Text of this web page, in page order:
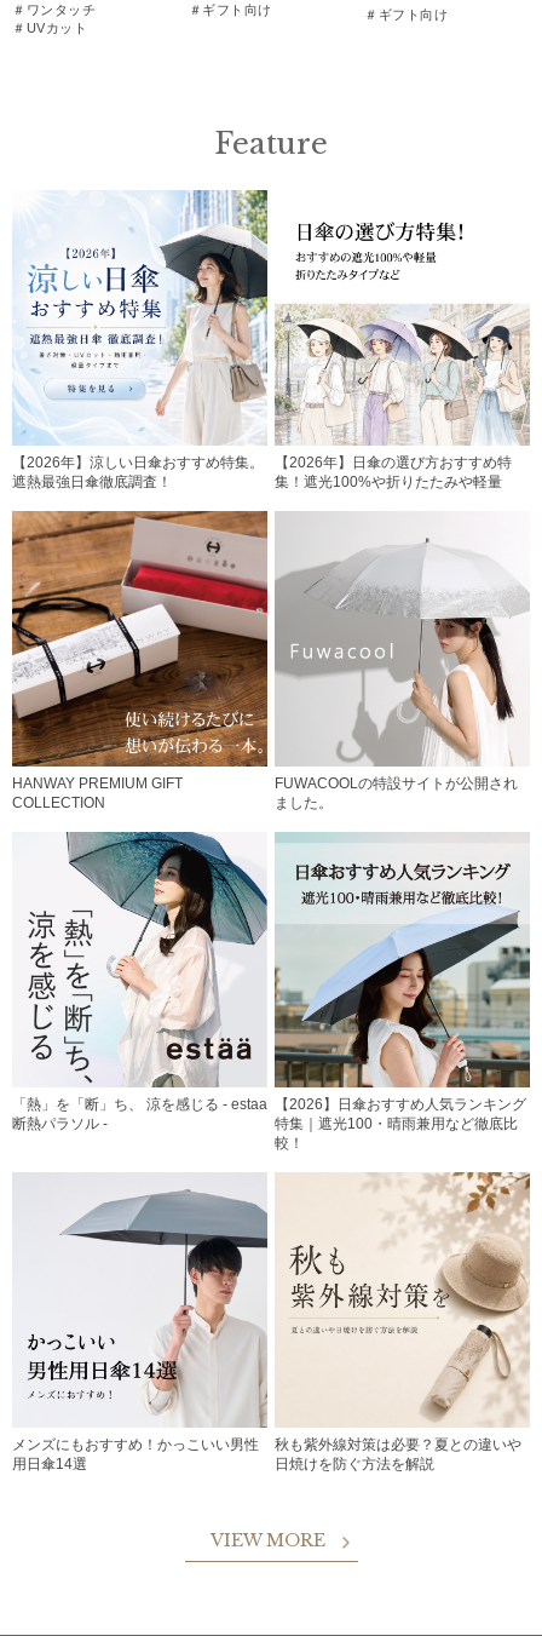
＃ワンタッチ
＃UVカット
＃ギフト向け
＃ギフト向け
Feature
【2026年】涼しい日傘おすすめ特集。
遮熱最強日傘徹底調査！
【2026年】日傘の選び方おすすめ特
集！遮光100%や折りたたみや軽量
HANWAY PREMIUM GIFT
COLLECTION
FUWACOOLの特設サイトが公開され
ました。
「熱」を「断」ち、 涼を感じる - estaa
断熱パラソル -
【2026】日傘おすすめ人気ランキング
特集｜遮光100・晴雨兼用など徹底比
較！
メンズにもおすすめ！かっこいい男性
用日傘14選
秋も紫外線対策は必要？夏との違いや
日焼けを防ぐ方法を解説
VIEW MORE